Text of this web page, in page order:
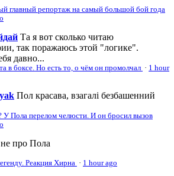
главный репортаж на самый большой бой года
Та я вот сколько читаю
так поражаюсь этой "логике".
давно...
в боксе. Но есть то, о чём он промолчал · 1 hour
Пол красава, взагалі безбашенний
У Пола перелом челюсти. И он бросил вызов
про Пола
Реакция Хирна · 1 hour ago